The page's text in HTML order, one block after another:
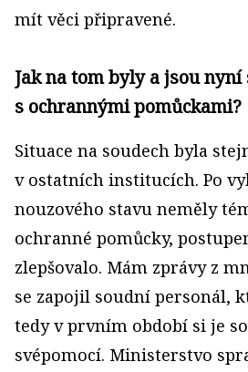
mít věci připravené.
Jak na tom byly a jsou nyní
s ochrannými pomůckami?
Situace na soudech byla
v ostatních institucích. Po
nouzového stavu neměly
ochranné pomůcky,
zlepšovalo. Mám zprávy z
se zapojil soudní personál,
tedy v prvním období si je
svépomocí. Ministerstvo